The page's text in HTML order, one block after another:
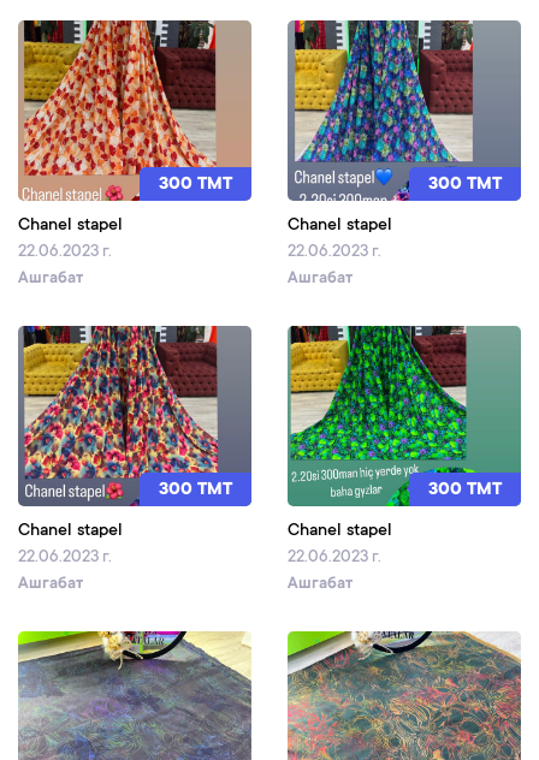
300 TMT
Chanel stapel
22.06.2023 г.
Ашгабат
300 TMT
Chanel stapel
22.06.2023 г.
Ашгабат
300 TMT
Chanel stapel
22.06.2023 г.
Ашгабат
300 TMT
Chanel stapel
22.06.2023 г.
Ашгабат